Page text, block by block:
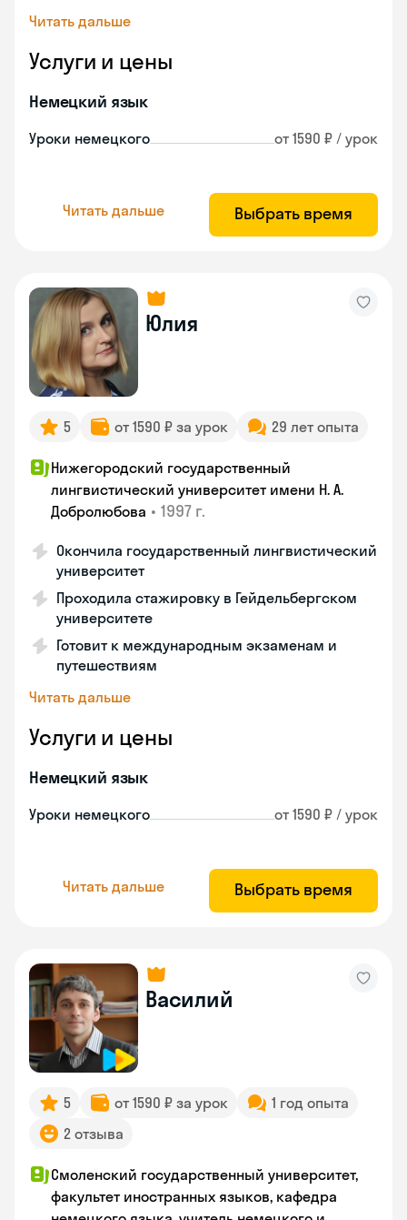
Читать дальше
Услуги и цены
Немецкий язык
Уроки немецкого от 1590 ₽ / урок
Читать дальше Выбрать время
Юлия
5 от 1590 ₽ за урок 29 лет опыта
Нижегородский государственный
лингвистический университет имени Н. А.
Добролюбова • 1997 г.
Окончила государственный лингвистический
университет
Проходила стажировку в Гейдельбергском
университете
Готовит к международным экзаменам и
путешествиям
Читать дальше
Услуги и цены
Немецкий язык
Уроки немецкого от 1590 ₽ / урок
Читать дальше Выбрать время
Василий
5 от 1590 ₽ за урок
1 год опыта
2 отзыва
Смоленский государственный университет,
факультет иностранных языков, кафедра